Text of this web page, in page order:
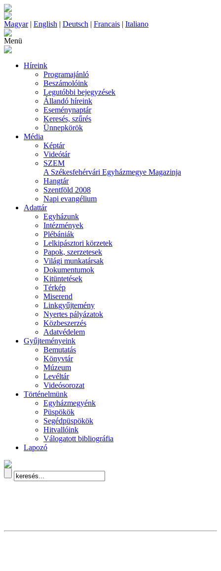
Magyar| English | Deutsch | Francais | Italiano
Menü
Híreink
Programajánló
Beszámolóink
Legutóbbi bejegyzések
Állandó híreink
Eseménynaptár
Keresés, szűrés
Ünnepkörök
Média
Képtár
Videótár
SZEM
A Székesfehérvári Egyházmegye Magazinja
Hangtár
Szentföld 2008
Napi evangélium
Adattár
Egyházunk
Intézmények
Plébániák
Lelkipásztori körzetek
Papok, szerzetesek
Világi munkatársak
Dokumentumok
Kitüntetések
Térkép
Miserend
Linkgyűjtemény
Nyertes pályázatok
Közbeszerzés
Adatvédelem
Gyűjteményeink
Bemutatás
Könyvtár
Múzeum
Levéltár
Videósorozat
Történelmünk
Egyházmegyénk
Püspökök
Segédpüspökök
Hitvallóink
Válogatott bibliográfia
Lapozó